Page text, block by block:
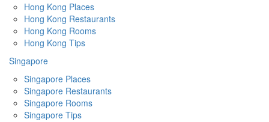
Hong Kong Places
Hong Kong Restaurants
Hong Kong Rooms
Hong Kong Tips
Singapore
Singapore Places
Singapore Restaurants
Singapore Rooms
Singapore Tips